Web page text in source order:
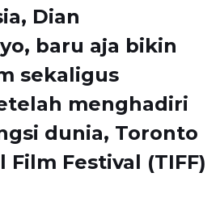
Dian
, baru aja bikin
sekaligus
menghadiri
dunia, Toronto
Festival (TIFF)